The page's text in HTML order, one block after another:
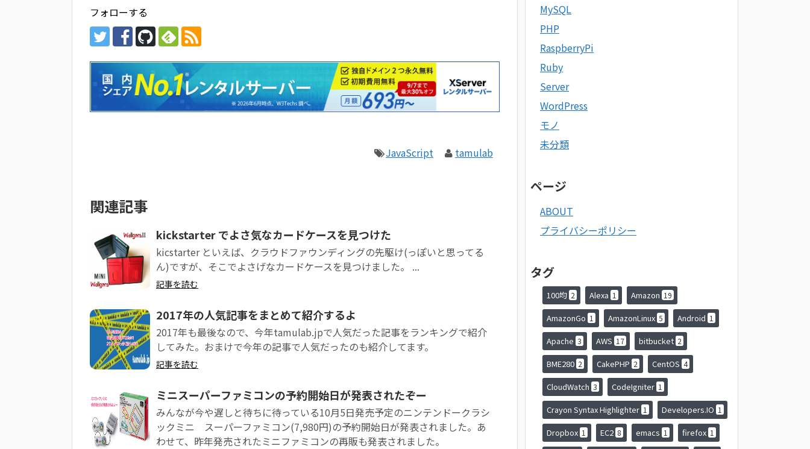
フォローする
JavaScript tamulab
関連記事
kickstarter でよさ気なカードケースを見つけた
kicstarter といえば、クラウドファウンディングの先駆け(っぽいと思ってる
ん)ですが、そこでよさげなカードケースを見つけました。 ...
記事を読む
2017年の人気記事をまとめて紹介するよ
2017年も最後なので、今年tamulab.jpで人気だった記事をランキングで紹介
してみた。おまけで今年の記事で人気だったのも紹介してます。
記事を読む
ミニスーパーファミコンの予約開始日が発表されたぞー
みんなが今や遅しと待ちに待っている10月5日発売予定のニンテンドークラシ
ックミニ スーパーファミコン(7,980円)の予約開始日が発表されました。あ
わせて、昨年発売されたミニファミコンの再販も発表されました。
MySQL
PHP
RaspberryPi
Ruby
Server
WordPress
モノ
未分類
ページ
ABOUT
プライバシーポリシー
タグ
100均 2 Alexa 1 Amazon 19
AmazonGo 1 AmazonLinux 5 Android 1
Apache 3 AWS 17 bitbucket 2
BME280 2 CakePHP 2 CentOS 4
CloudWatch 3 CodeIgniter 1
Crayon Syntax Highlighter 1 Developers.IO 1
Dropbox 1 EC2 8 emacs 1 firefox 1